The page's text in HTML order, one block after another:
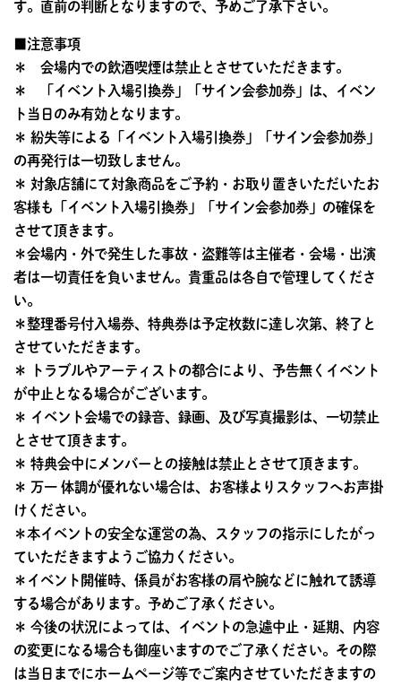
す。直前の判断となりますので、予めご了承下さい。
■注意事項
＊ 会場内での飲酒喫煙は禁止とさせていただきます。
＊ 「イベント入場引換券」「サイン会参加券」は、イベン
ト当日のみ有効となります。
＊ 紛失等による「イベント入場引換券」「サイン会参加券」
の再発行は一切致しません。
＊ 対象店舗にて対象商品をご予約・お取り置きいただいたお
客様も「イベント入場引換券」「サイン会参加券」の確保を
させて頂きます。
＊会場内・外で発生した事故・盗難等は主催者・会場・出演
者は一切責任を負いません。貴重品は各自で管理してくださ
い。
＊整理番号付入場券、特典券は予定枚数に達し次第、終了と
させていただきます。
＊ トラブルやアーティストの都合により、予告無くイベント
が中止となる場合がございます。
＊ イベント会場での録音、録画、及び写真撮影は、一切禁止
とさせて頂きます。
＊ 特典会中にメンバーとの接触は禁止とさせて頂きます。
＊ 万一 体調が優れない場合は、お客様よりスタッフへお声掛
けください。
＊本イベントの安全な運営の為、スタッフの指示にしたがっ
ていただきますようご協力ください。
＊イベント開催時、係員がお客様の肩や腕などに触れて誘導
する場合があります。予めご了承ください。
＊ 今後の状況によっては、イベントの急遽中止・延期、内容
の変更になる場合も御座いますのでご了承ください。その際
は当日までにホームページ等でご案内させていただきますの